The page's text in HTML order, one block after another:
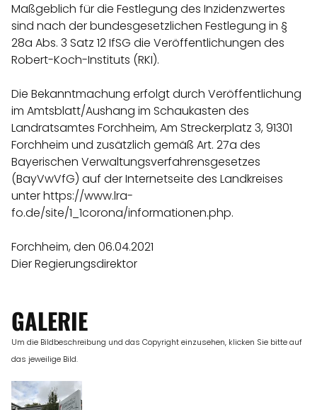
Maßgeblich für die Festlegung des Inzidenzwertes
sind nach der bundesgesetzlichen Festlegung in §
28a Abs. 3 Satz 12 IfSG die Veröffentlichungen des
Robert-Koch-Instituts (RKI).
Die Bekanntmachung erfolgt durch Veröffentlichung
im Amtsblatt/Aushang im Schaukasten des
Landratsamtes Forchheim, Am Streckerplatz 3, 91301
Forchheim und zusätzlich gemäß Art. 27a des
Bayerischen Verwaltungsverfahrensgesetzes
(BayVwVfG) auf der Internetseite des Landkreises
unter https://www.lra-
fo.de/site/1_1corona/informationen.php.
Forchheim, den 06.04.2021
Dier Regierungsdirektor
GALERIE
Um die Bildbeschreibung und das Copyright einzusehen, klicken Sie bitte auf
das jeweilige Bild.